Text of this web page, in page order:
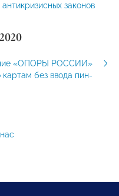
законов
«ОПОРЫ РОССИИ»
без ввода пин-